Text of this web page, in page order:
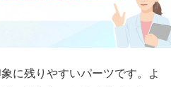
に残りやすいパーツです。よ